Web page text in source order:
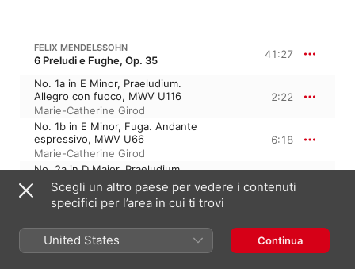
FELIX MENDELSSOHN
6 Preludi e Fughe, Op. 35 41:27
No. 1a in E Minor, Praeludium.
Allegro con fuoco, MWV U116
Marie-Catherine Girod
2:22
No. 1b in E Minor, Fuga. Andante
espressivo, MWV U66
Marie-Catherine Girod
6:18
No. 2a in D Major, Praeludium.
Allegretto, MWV U129
Marie-Catherine Girod
2:47
No. 2b in D Major, Fuga. Tranquillo e
sempre legato, MWV U105
Marie-Catherine Girod
3:18
No. 3a in B Minor, Praeludium.
Scegli un altro paese per vedere i contenuti
specifici per l’area in cui ti trovi
United States Continua